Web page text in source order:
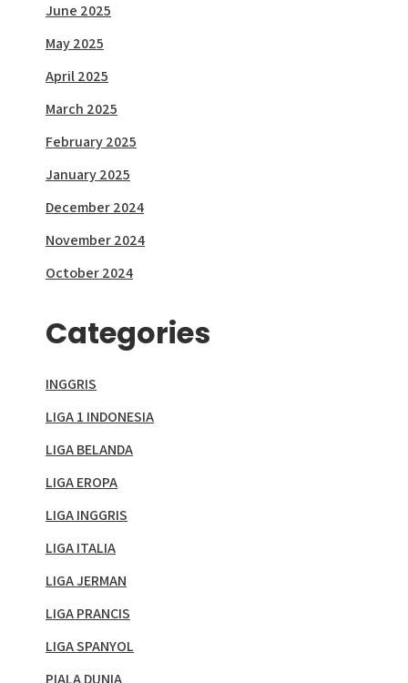
June 2025
May 2025
April 2025
March 2025
February 2025
January 2025
December 2024
November 2024
October 2024
Categories
INGGRIS
LIGA 1 INDONESIA
LIGA BELANDA
LIGA EROPA
LIGA INGGRIS
LIGA ITALIA
LIGA JERMAN
LIGA PRANCIS
LIGA SPANYOL
PIALA DUNIA